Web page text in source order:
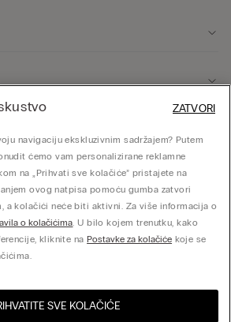
Odaberite veličinu
Baldo, 20 - 37062 - Dossobuono di Villafranca (VR) -
navigaciju ekskluzivnim sadržajem? Putem
ćemo vam personalizirane reklamne
na „Prihvati sve kolačiće” pristajete na
ovog natpisa pomoću gumba zatvori
a kolačići neće biti aktivni. Za više informacija o
o kolačićima. U bilo kojem trenutku, kako
kliknite naPostavke za kolačiće koje se
SVE KOLAČIĆE
ZATVORI